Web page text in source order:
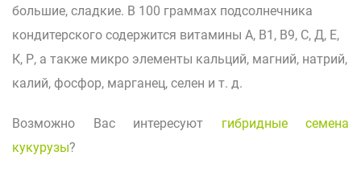
большие, сладкие. В 100 граммах подсолнечника
кондитерского содержится витамины А, В1, В9, С, Д, Е,
К, Р, а также микро элементы кальций, магний, натрий,
калий, фосфор, марганец, селен и т. д.
Возможно Вас интересуют гибридные семена
кукурузы?